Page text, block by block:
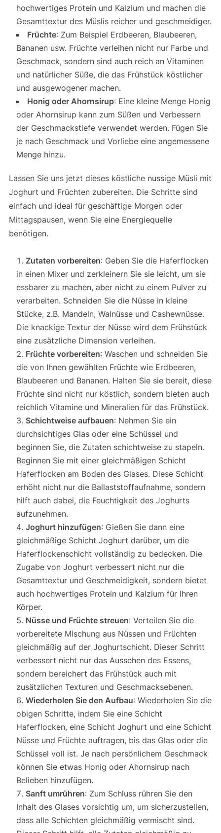
hochwertiges Protein und Kalzium und machen die
Gesamttextur des Müslis reicher und geschmeidiger.
Früchte: Zum Beispiel Erdbeeren, Blaubeeren,
Bananen usw. Früchte verleihen nicht nur Farbe und
Geschmack, sondern sind auch reich an Vitaminen
und natürlicher Süße, die das Frühstück köstlicher
und ausgewogener machen.
Honig oder Ahornsirup: Eine kleine Menge Honig
oder Ahornsirup kann zum Süßen und Verbessern
der Geschmackstiefe verwendet werden. Fügen Sie
je nach Geschmack und Vorliebe eine angemessene
Menge hinzu.
Lassen Sie uns jetzt dieses köstliche nussige Müsli mit
Joghurt und Früchten zubereiten. Die Schritte sind
einfach und ideal für geschäftige Morgen oder
Mittagspausen, wenn Sie eine Energiequelle
benötigen.
Zutaten vorbereiten: Geben Sie die Haferflocken
in einen Mixer und zerkleinern Sie sie leicht, um sie
essbarer zu machen, aber nicht zu einem Pulver zu
verarbeiten. Schneiden Sie die Nüsse in kleine
Stücke, z.B. Mandeln, Walnüsse und Cashewnüsse.
Die knackige Textur der Nüsse wird dem Frühstück
eine zusätzliche Dimension verleihen.
Früchte vorbereiten: Waschen und schneiden Sie
die von Ihnen gewählten Früchte wie Erdbeeren,
Blaubeeren und Bananen. Halten Sie sie bereit, diese
Früchte sind nicht nur köstlich, sondern bieten auch
reichlich Vitamine und Mineralien für das Frühstück.
Schichtweise aufbauen: Nehmen Sie ein
durchsichtiges Glas oder eine Schüssel und
beginnen Sie, die Zutaten schichtweise zu stapeln.
Beginnen Sie mit einer gleichmäßigen Schicht
Haferflocken am Boden des Glases. Diese Schicht
erhöht nicht nur die Ballaststoffaufnahme, sondern
hilft auch dabei, die Feuchtigkeit des Joghurts
aufzunehmen.
Joghurt hinzufügen: Gießen Sie dann eine
gleichmäßige Schicht Joghurt darüber, um die
Haferflockenschicht vollständig zu bedecken. Die
Zugabe von Joghurt verbessert nicht nur die
Gesamttextur und Geschmeidigkeit, sondern bietet
auch hochwertiges Protein und Kalzium für Ihren
Körper.
Nüsse und Früchte streuen: Verteilen Sie die
vorbereitete Mischung aus Nüssen und Früchten
gleichmäßig auf der Joghurtschicht. Dieser Schritt
verbessert nicht nur das Aussehen des Essens,
sondern bereichert das Frühstück auch mit
zusätzlichen Texturen und Geschmacksebenen.
Wiederholen Sie den Aufbau: Wiederholen Sie die
obigen Schritte, indem Sie eine Schicht
Haferflocken, eine Schicht Joghurt und eine Schicht
Nüsse und Früchte auftragen, bis das Glas oder die
Schüssel voll ist. Je nach persönlichem Geschmack
können Sie etwas Honig oder Ahornsirup nach
Belieben hinzufügen.
Sanft umrühren: Zum Schluss rühren Sie den
Inhalt des Glases vorsichtig um, um sicherzustellen,
dass alle Schichten gleichmäßig vermischt sind.